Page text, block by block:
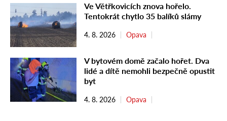
Ve Větřkovicích znova hořelo.
Tentokrát chytlo 35 balíků slámy
4. 8. 2026 Opava
V bytovém domě začalo hořet. Dva
lidé a dítě nemohli bezpečně opustit
byt
4. 8. 2026 Opava